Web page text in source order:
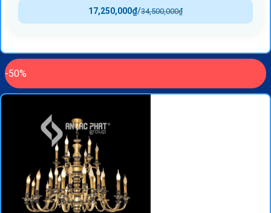
34,500,000₫
/
17,250,000₫
-50%